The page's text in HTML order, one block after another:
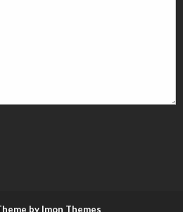
by Imon Themes